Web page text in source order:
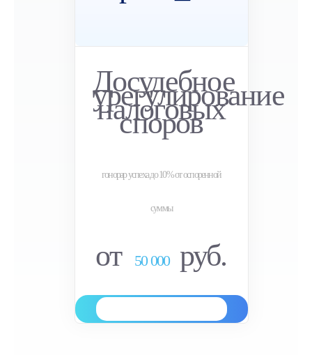
Досудебное
урегулирование
налоговых
споров
гонорар успеха до 10% от оспоренной
суммы
от 50 000 руб.